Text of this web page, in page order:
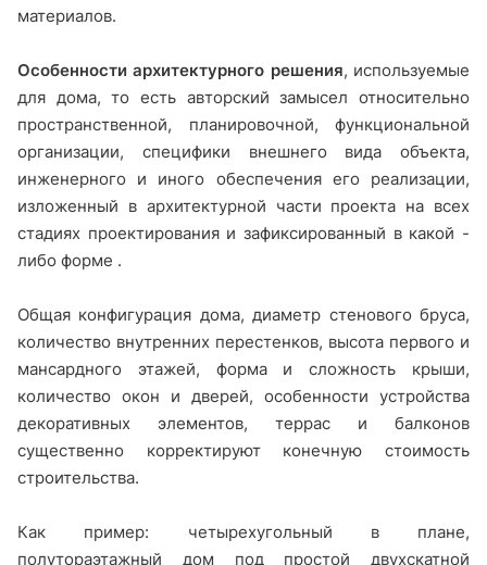
материалов.
Особенности архитектурного решения, используемые
для дома, то есть авторский замысел относительно
пространственной, планировочной, функциональной
организации, специфики внешнего вида объекта,
инженерного и иного обеспечения его реализации,
изложенный в архитектурной части проекта на всех
стадиях проектирования и зафиксированный в какой -
либо форме .
Общая конфигурация дома, диаметр стенового бруса,
количество внутренних перестенков, высота первого и
мансардного этажей, форма и сложность крыши,
количество окон и дверей, особенности устройства
декоративных элементов, террас и балконов
существенно корректируют конечную стоимость
строительства.
Как пример: четырехугольный в плане,
полутораэтажный дом под простой двухскатной